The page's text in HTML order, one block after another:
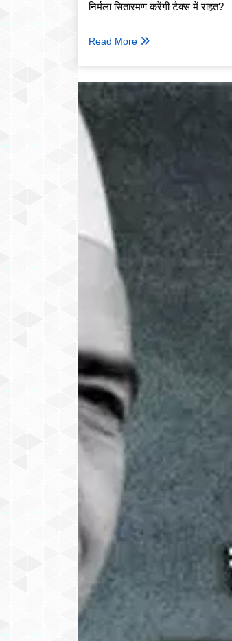
निर्मला सितारमण करेंगी टैक्स में राहत?
Read More